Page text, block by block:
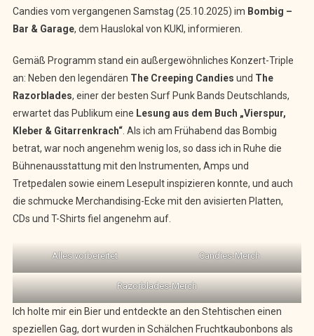
Candies vom vergangenen Samstag (25.10.2025) im Bombig –
Bar & Garage, dem Hauslokal von KUKI, informieren.
Gemäß Programm stand ein außergewöhnliches Konzert-Triple
an: Neben den legendären The Creeping Candies und The
Razorblades, einer der besten Surf Punk Bands Deutschlands,
erwartet das Publikum eine Lesung aus dem Buch „Vierspur,
Kleber & Gitarrenkrach“. Als ich am Frühabend das Bombig
betrat, war noch angenehm wenig los, so dass ich in Ruhe die
Bühnenausstattung mit den Instrumenten, Amps und
Tretpedalen sowie einem Lesepult inspizieren konnte, und auch
die schmucke Merchandising-Ecke mit den avisierten Platten,
CDs und T-Shirts fiel angenehm auf.
Alles vorbereitet Candies-Merch
Razorblades-Merch
Ich holte mir ein Bier und entdeckte an den Stehtischen einen
speziellen Gag, dort wurden in Schälchen Fruchtkaubonbons als